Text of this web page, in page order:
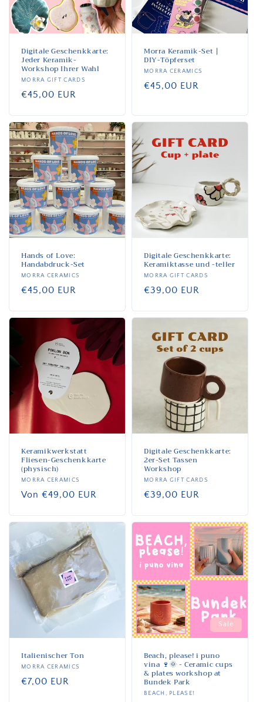
i
e
Digitale Geschenkkarte:
Jeder Keramik-
Workshop Ihrer Wahl
Anbieter:
MORRA GIFT CARDS
Normaler
€45,00 EUR
Morra Keramik-Set |
DIY-Töpferset
Anbieter:
MORRA CERAMICS
Normaler
€45,00 EUR
Hands of Love:
Handabdruck-Set
Anbieter:
MORRA CERAMICS
Normaler
€45,00 EUR
Digitale Geschenkkarte:
Keramiktasse und -teller
Anbieter:
MORRA GIFT CARDS
Normaler
€39,00 EUR
Keramikwerkstatt
Fliesen-Geschenkkarte
(physisch)
Anbieter:
MORRA CERAMICS
Normaler
Von €49,00 EUR
Digitale Geschenkkarte:
2er-Set Tassen
Workshop
Anbieter:
MORRA GIFT CARDS
Normaler
€39,00 EUR
Italienischer Ton
Anbieter:
MORRA CERAMICS
Normaler
€7,00 EUR
Sale
Beach, please! i puno
vina 🍷🌞 - Ceramic cups
& plates workshop at
Bundek Park
Anbieter:
BEACH, PLEASE!